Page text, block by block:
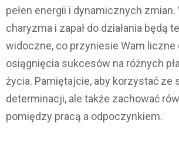
pełen energii i dynamicznych zmian.
charyzma i zapał do działania będą
widoczne, co przyniesie Wam liczne
osiągnięcia sukcesów na różnych
życia. Pamiętajcie, aby korzystać ze
determinacji, ale także zachować
pomiędzy pracą a odpoczynkiem.